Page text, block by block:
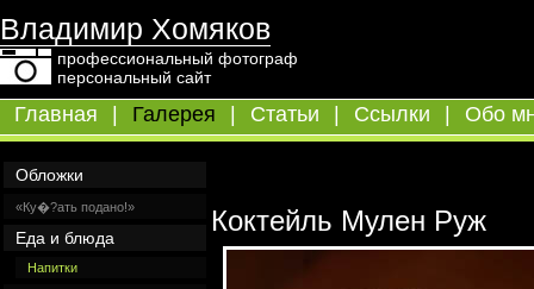
Владимир Хомяков
профессиональный фотограф
персональный сайт
Главная Галерея Статьи Ссылки Обо
Обложки
«Ку�?ать подано!»
Еда и блюда
Напитки
Коктейль Мулен Руж